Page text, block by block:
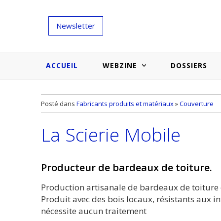
Newsletter
ACCUEIL WEBZINE
Salons et évènementiels
Médias du bâtiment
Etudes et enquêtes
DOSSIERS
Annuaire
Actualités des membres
Posté dans Fabricants produits et matériaux»Couverture
La Scierie Mobile
Producteur de bardeaux de toiture.
Production artisanale de bardeaux de toiture
Produit avec des bois locaux, résistants aux
nécessite aucun traitement